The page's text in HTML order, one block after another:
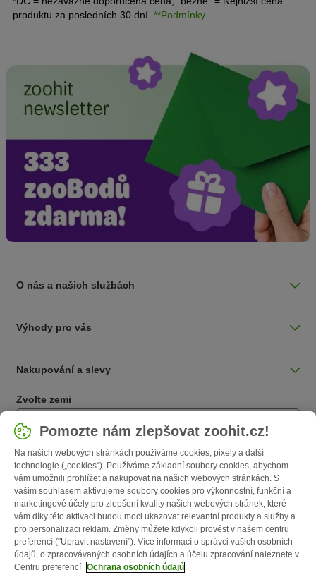
produktu za posledních 30 dní. **Podmínky.
O nás a našich službách
Výhody pro vás
Nakupování a slevy
Zvolte zemi
Česká / CZ
Follow zooplus
Pomozte nám zlepšovat zoohit.cz!
Na našich webových stránkách používáme cookies, pixely a další
technologie („cookies“). Používáme základní soubory cookies, abychom
vám umožnili prohlížet a nakupovat na našich webových stránkách. S
vaším souhlasem aktivujeme soubory cookies pro výkonnostní, funkční a
marketingové účely pro zlepšení kvality našich webových stránek, které
vám díky této aktivaci budou moci ukazovat relevantní produkty a služby a
pro personalizaci reklam. Změny můžete kdykoli provést v našem centru
preferencí ("Upravit nastavení"). Více informací o správci vašich osobních
údajů, o zpracovávaných osobních údajích a účelu zpracování naleznete v
Centru preferencí Ochrana osobních údajů